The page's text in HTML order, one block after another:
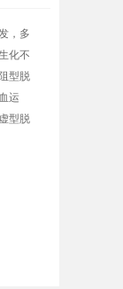
，多
化不
型脱
运
型脱